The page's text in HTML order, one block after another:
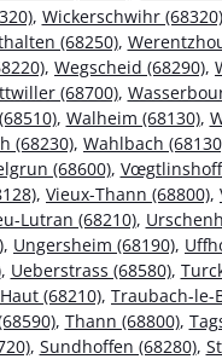
, Wickerschwihr (68320)
(68250),
, Wegscheid (68290),
(68700),
, Walheim (68130),
(68230), Wahlbach
(68600),
, Vieux-Thann (68800),
Lutran (68210),
, Ungersheim (68190),
, Ueberstrass (68580),
(68210), Traubach-le-
, Thann (68800),
, Sundhoffen (68280),